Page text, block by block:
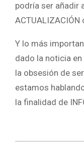
podría ser añadir
ACTUALIZACIÓN
Y lo más
dado la noticia
la obsesión de
estamos
la finalidad de